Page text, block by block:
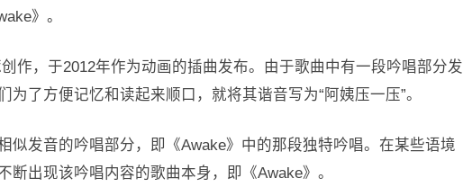
》。
作，于2012年作为动画的插曲发布。由于歌曲中有一段吟唱部分发
为了方便记忆和读起来顺口，就将其谐音写为“阿姨压一压”。
似发音的吟唱部分，即《Awake》中的那段独特吟唱。在某些语境
断出现该吟唱内容的歌曲本身，即《Awake》。